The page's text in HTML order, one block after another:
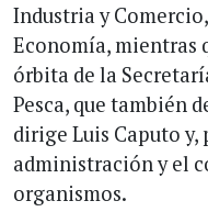
Industria y
Economía, mientras
órbita de la
Pesca, que también
dirige Luis Caputo y,
administración y el
organismos.